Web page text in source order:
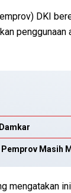
DKI
Masih
mengatakan